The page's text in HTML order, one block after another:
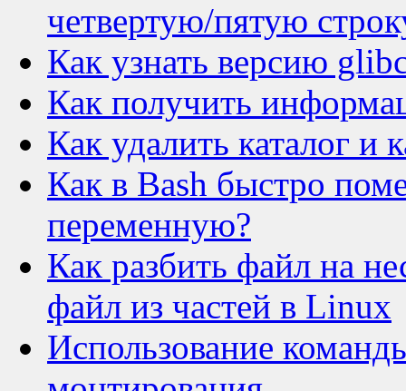
четвертую/пятую
Как узнать версию
Как получить
Как удалить каталог и
Как в Bash быстро
переменную?
Как разбить файл на
файл из частей в Linux
Использование